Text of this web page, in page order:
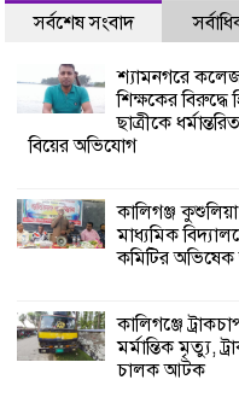
সর্বশেষ সংবাদ
শ্যামনগরে
শিক্ষকের বিরুদ্ধে
ছাত্রীকে
বিয়ের অভিযোগ
কালিগঞ্জ
মাধ্যমিক
কমিটির অভিষেক
কালিগঞ্জে
মর্মান্তিক মৃত্যু,
চালক আটক